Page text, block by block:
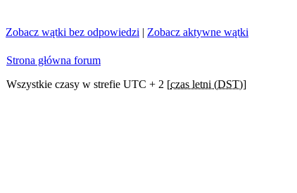
Zobacz wątki bez odpowiedzi | Zobacz aktywne wątki
Strona główna forum
Wszystkie czasy w strefie UTC + 2 [czas letni (DST)]